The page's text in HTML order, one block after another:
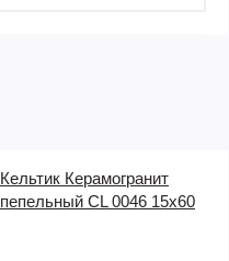
Кельтик Керамогранит
пепельный CL 0046 15х60